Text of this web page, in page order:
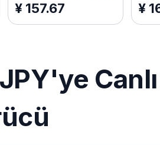
¥ 157.67 ¥